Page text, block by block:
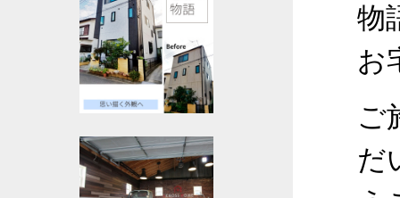
物
お
ご
だ